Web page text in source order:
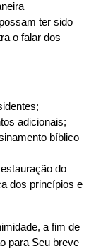
ter sido
o falar dos
adicionais;
bíblico
do
dos princípios e
a fim de
para Seu breve